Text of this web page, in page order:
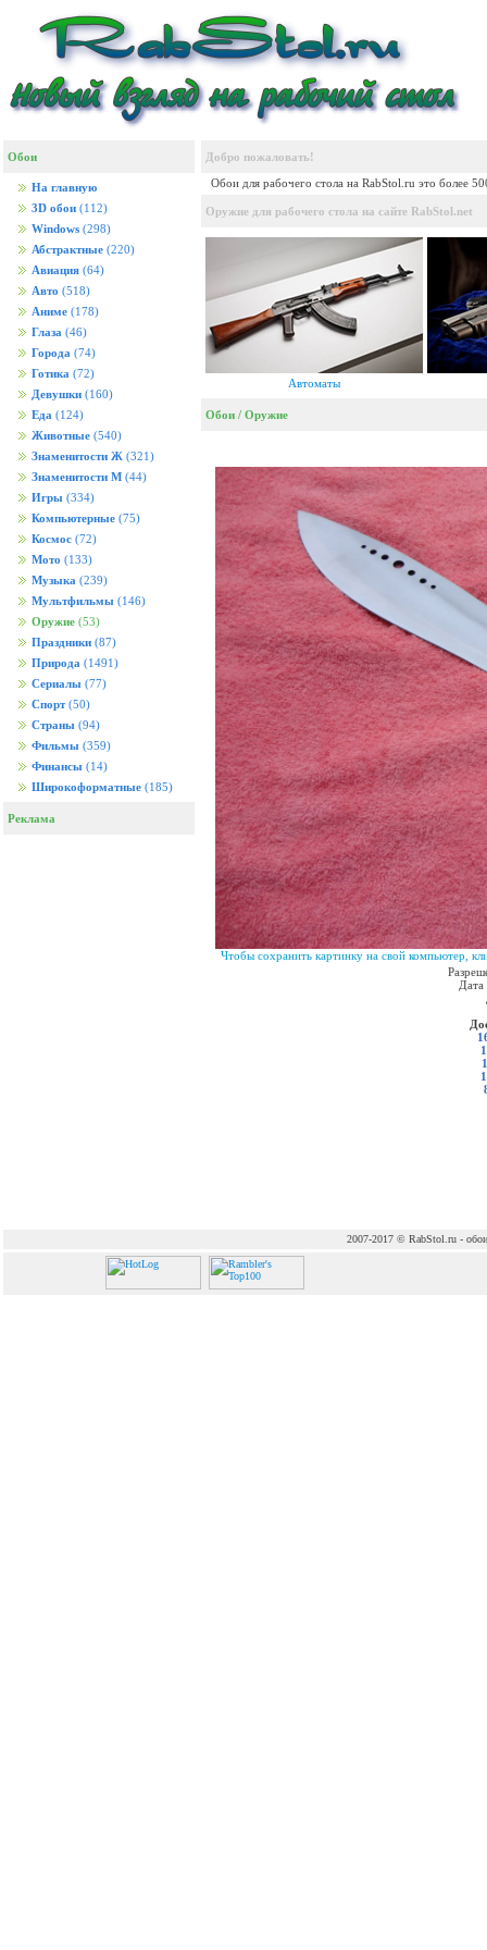
Обои
На главную
3D обои (112)
Windows (298)
Абстрактные (220)
Авиация (64)
Авто (518)
Аниме (178)
Глаза (46)
Города (74)
Готика (72)
Девушки (160)
Еда (124)
Животные (540)
Знаменитости Ж (321)
Знаменитости М (44)
Игры (334)
Компьютерные (75)
Космос (72)
Мото (133)
Музыка (239)
Мультфильмы (146)
Оружие (53)
Праздники (87)
Природа (1491)
Сериалы (77)
Спорт (50)
Страны (94)
Фильмы (359)
Финансы (14)
Широкоформатные (185)
Реклама
Добро пожаловать!
Обои для рабочего стола на RabStol.ru это более
Оружие для рабочего стола на сайте RabStol.net
Автоматы
Обои / Оружие
Чтобы сохранить картинку на свой компьютер,
Дата
2007-2017 © RabStol.ru - обои